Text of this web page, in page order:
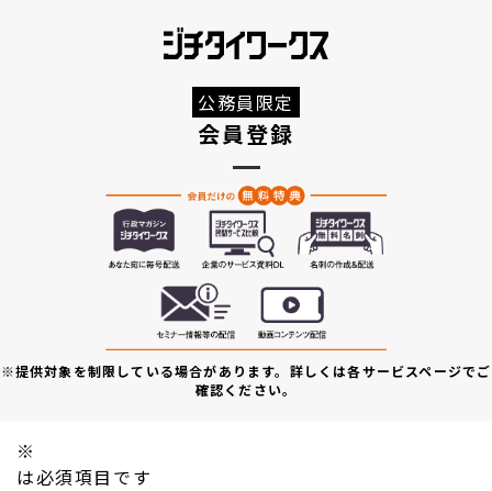
公務員限定
会員登録
※提供対象を制限している場合があります。詳しくは各サービスページでご
確認ください。
※
は必須項目です